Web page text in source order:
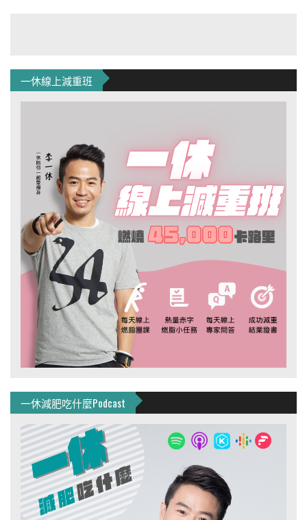
一休線上減重班
一休減肥吃什麼Podcast